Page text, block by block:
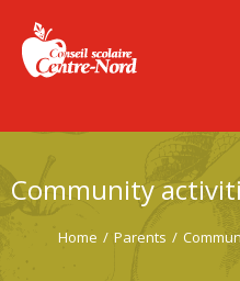
Community
Home / Parents /